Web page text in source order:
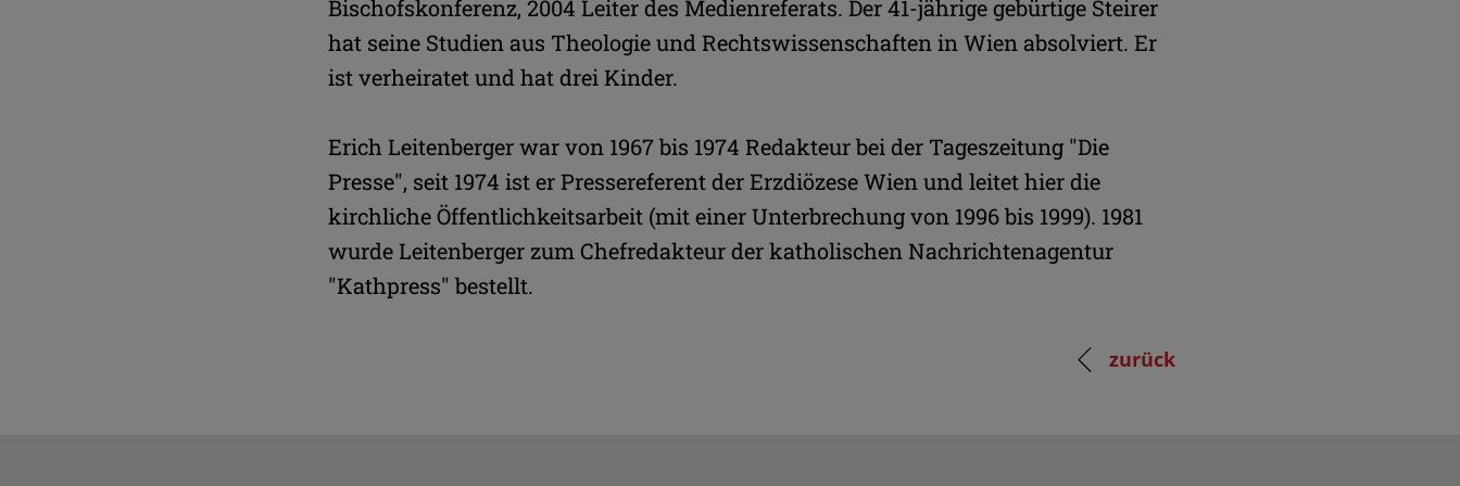
Bischofskonferenz, 2004 Leiter des Medienreferats. Der 41-jährige gebürtige Steirer
hat seine Studien aus Theologie und Rechtswissenschaften in Wien absolviert. Er
ist verheiratet und hat drei Kinder.
Erich Leitenberger war von 1967 bis 1974 Redakteur bei der Tageszeitung "Die
Presse", seit 1974 ist er Pressereferent der Erzdiözese Wien und leitet hier die
kirchliche Öffentlichkeitsarbeit (mit einer Unterbrechung von 1996 bis 1999). 1981
wurde Leitenberger zum Chefredakteur der katholischen Nachrichtenagentur
"Kathpress" bestellt.
zurück